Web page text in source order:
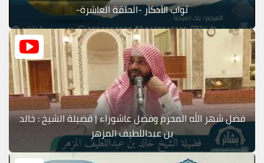
ثواب الأذكار -الحلقة العاشرة-
فضل شهر الله المحرم وفضل عاشوراء | فضيلة الشيخ : خالد
بن عبداللطيف المزهر